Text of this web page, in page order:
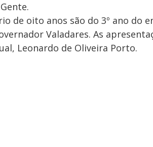
de oito anos são do 3º ano do
Valadares. As
Leonardo de Oliveira Porto.